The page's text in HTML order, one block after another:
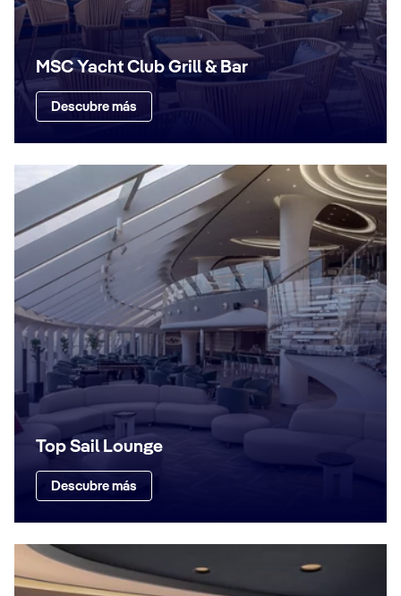
MSC Yacht Club Grill & Bar
Descubre más
Top Sail Lounge
Descubre más